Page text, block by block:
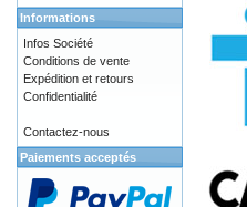
Informations
Infos Société
Conditions de vente
Expédition et retours
Confidentialité
Contactez-nous
Paiements acceptés